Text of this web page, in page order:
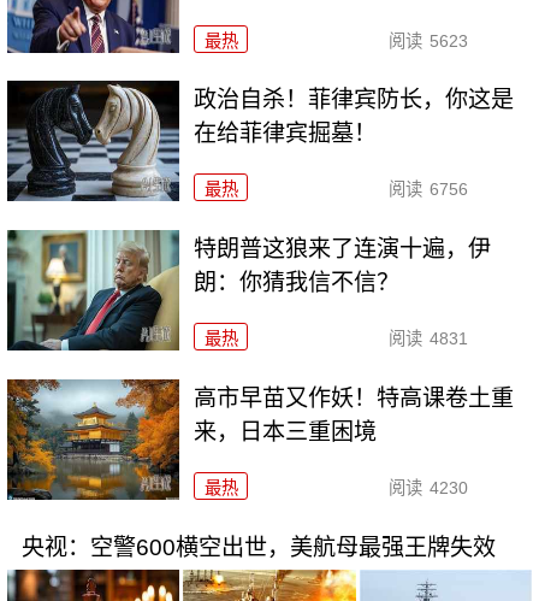
最热 阅读 5623
政治自杀！菲律宾防长，你这是
在给菲律宾掘墓！
最热 阅读 6756
特朗普这狼来了连演十遍，伊
朗：你猜我信不信？
最热 阅读 4831
高市早苗又作妖！特高课卷土重
来，日本三重困境
最热 阅读 4230
央视：空警600横空出世，美航母最强王牌失效